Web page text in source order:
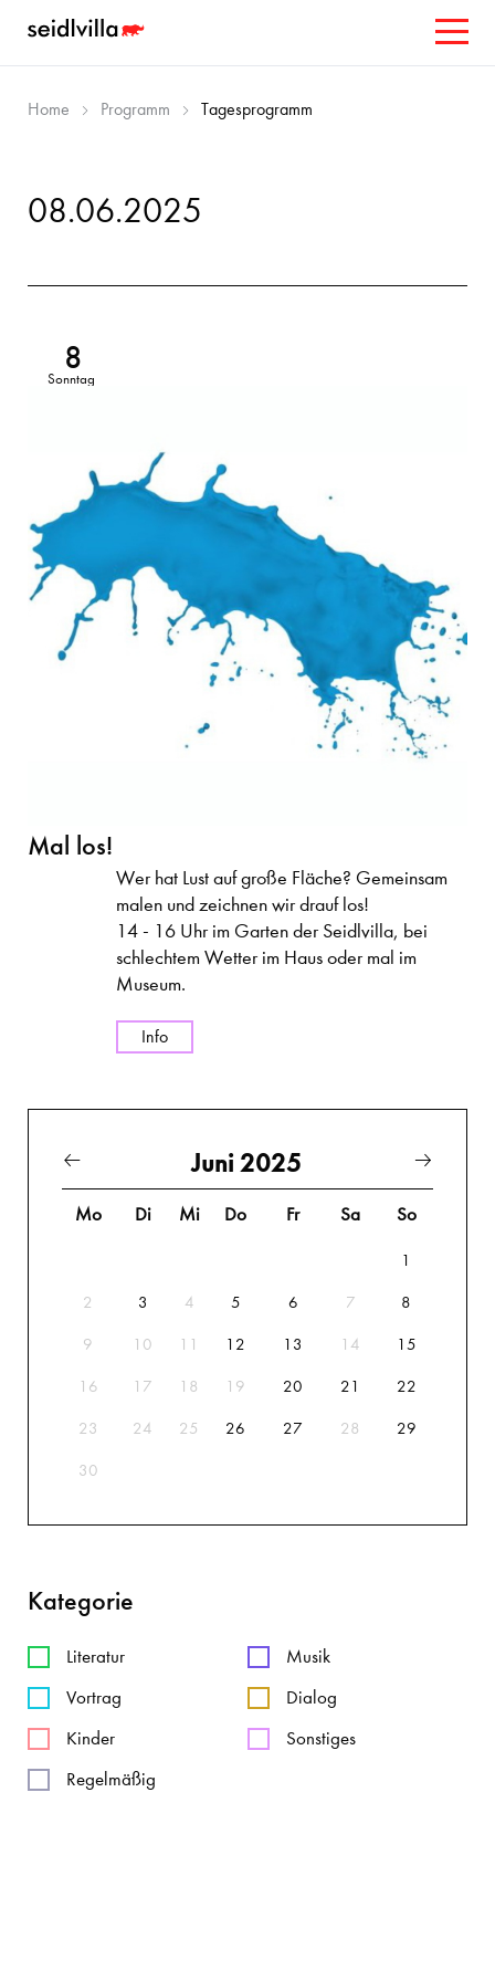
Home Programm Tagesprogramm
08.06.2025
8
Sonntag
Mal los!
Wer hat Lust auf große Fläche? Gemeinsam
malen und zeichnen wir drauf los!
14 - 16 Uhr im Garten der Seidlvilla, bei
schlechtem Wetter im Haus oder mal im
Museum.
Info
Juni 2025
Mo Di Mi Do Fr Sa So
1
2 3 4 5 6 7 8
9 10 11 12 13 14 15
16 17 18 19 20 21 22
23 24 25 26 27 28 29
30
Kategorie
Literatur
Musik
Vortrag
Dialog
Kinder
Sonstiges
Regelmäßig